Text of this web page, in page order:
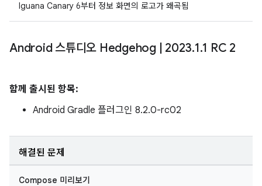
Iguana Canary 6부터 정보 화면의 로고가 왜곡됨
Android 스튜디오 Hedgehog 2023.1.1 RC 2
함께 출시된 항목:
Android Gradle 플러그인 8.2.0-rc02
해결된 문제
Compose 미리보기